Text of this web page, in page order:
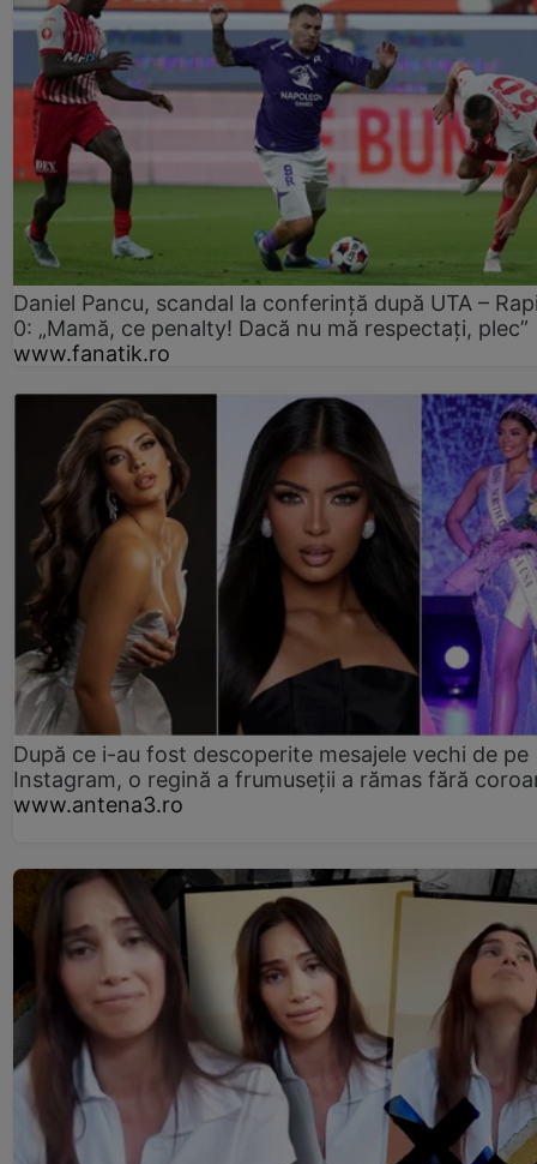
Daniel Pancu, scandal la conferință după UTA –
0: „Mamă, ce penalty! Dacă nu mă respectați, plec”
www.fanatik.ro
După ce i-au fost descoperite mesajele vechi de pe
Instagram, o regină a frumuseții a rămas fără
www.antena3.ro